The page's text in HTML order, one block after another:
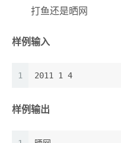
打鱼还是晒网
样例输入
1 2011 1 4
样例输出